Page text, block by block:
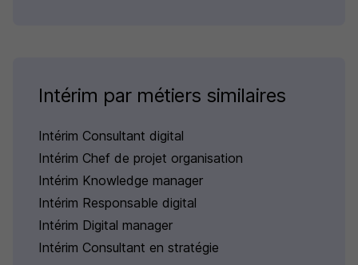
Intérim par métiers similaires
Intérim Consultant digital
Intérim Chef de projet organisation
Intérim Knowledge manager
Intérim Responsable digital
Intérim Digital manager
Intérim Consultant en stratégie